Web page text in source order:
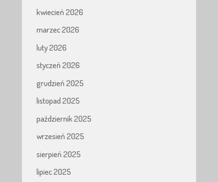
kwiecień 2026
marzec 2026
luty 2026
styczeń 2026
grudzień 2025
listopad 2025
październik 2025
wrzesień 2025
sierpień 2025
lipiec 2025